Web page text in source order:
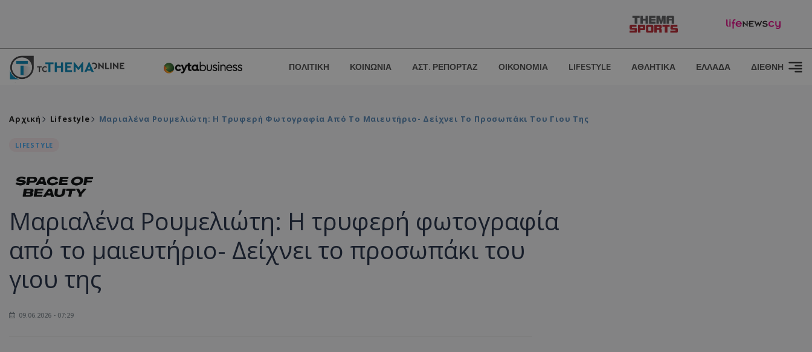
ΠΟΛΙΤΙΚΗ ΚΟΙΝΩΝΙΑ ΑΣΤ. ΡΕΠΟΡΤΑΖ ΟΙΚΟΝΟΜΙΑ LIFESTYLE ΑΘΛΗΤΙΚΑ ΕΛΛΑΔΑ ΔΙΕΘΝΗ
Αρχική Lifestyle Μαριαλένα Ρουμελιώτη: Η Τρυφερή Φωτογραφία Από Το Μαιευτήριο- Δείχνει Το Προσωπάκι Του Γιου Της
LIFESTYLE
Μαριαλένα Ρουμελιώτη: Η τρυφερή φωτογραφία
από το μαιευτήριο- Δείχνει το προσωπάκι του
γιου της
09.06.2026 - 07:29